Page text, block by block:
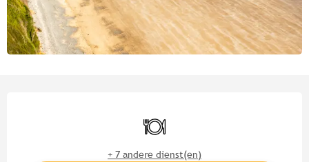
Restaurant
+ 7 andere dienst(en)